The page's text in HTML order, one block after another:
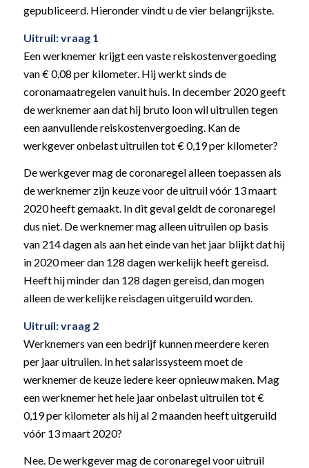
gepubliceerd. Hieronder vindt u de vier belangrijkste.
Uitruil: vraag 1
Een werknemer krijgt een vaste reiskostenvergoeding
van € 0,08 per kilometer. Hij werkt sinds de
coronamaatregelen vanuit huis. In december 2020 geeft
de werknemer aan dat hij bruto loon wil uitruilen tegen
een aanvullende reiskostenvergoeding. Kan de
werkgever onbelast uitruilen tot € 0,19 per kilometer?
De werkgever mag de coronaregel alleen toepassen als
de werknemer zijn keuze voor de uitruil vóór 13 maart
2020 heeft gemaakt. In dit geval geldt de coronaregel
dus niet. De werknemer mag alleen uitruilen op basis
van 214 dagen als aan het einde van het jaar blijkt dat hij
in 2020 meer dan 128 dagen werkelijk heeft gereisd.
Heeft hij minder dan 128 dagen gereisd, dan mogen
alleen de werkelijke reisdagen uitgeruild worden.
Uitruil: vraag 2
Werknemers van een bedrijf kunnen meerdere keren
per jaar uitruilen. In het salarissysteem moet de
werknemer de keuze iedere keer opnieuw maken. Mag
een werknemer het hele jaar onbelast uitruilen tot €
0,19 per kilometer als hij al 2 maanden heeft uitgeruild
vóór 13 maart 2020?
Nee. De werkgever mag de coronaregel voor uitruil